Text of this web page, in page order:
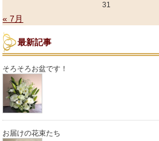
31
« 7月
最新記事
そろそろお盆です！
お届けの花束たち